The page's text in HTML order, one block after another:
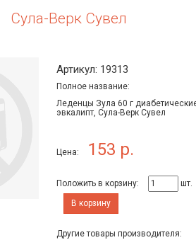
Сула-Верк Сувел
Артикул: 19313
Полное название:
Леденцы Зула 60 г
эвкалипт, Сула-Верк Сувел
Цена: 153 р.
Положить в корзину:
шт.
В корзину
Другие товары производителя: